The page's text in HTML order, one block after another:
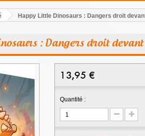
Happy Little Dinosaurs : Dangers droit
: Dangers droit
13,95 €
Quantité :